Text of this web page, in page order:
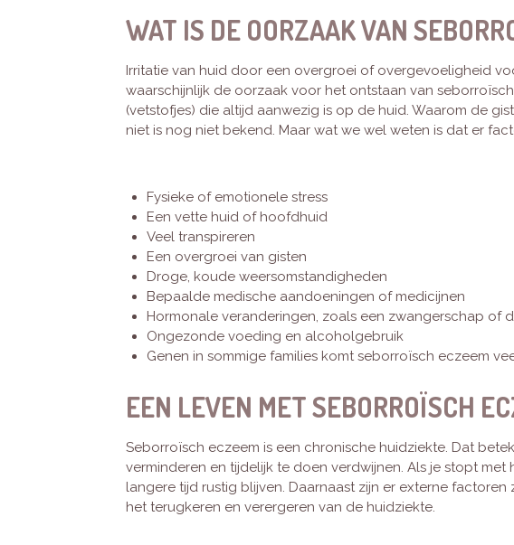
WAT IS DE OORZAAK VAN
Irritatie van huid door een overgroei of overgevoeligheid
waarschijnlijk de oorzaak voor het ontstaan van
(vetstofjes) die altijd aanwezig is op de huid. Waarom de
niet is nog niet bekend. Maar wat we wel weten is dat er
Fysieke of emotionele stress
Een vette huid of hoofdhuid
Veel transpireren
Een overgroei van gisten
Droge, koude weersomstandigheden
Bepaalde medische aandoeningen of medicijnen
Hormonale veranderingen, zoals een zwangerschap of
Ongezonde voeding en alcoholgebruik
Genen in sommige families komt seborroïsch eczeem
EEN LEVEN MET SEBORROÏSCH
Seborroïsch eczeem is een chronische huidziekte. Dat
verminderen en tijdelijk te doen verdwijnen. Als je stopt
langere tijd rustig blijven. Daarnaast zijn er externe
het terugkeren en verergeren van de huidziekte.